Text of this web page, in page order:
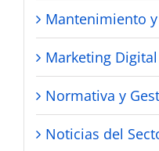
Mantenimiento
Marketing
Normativa y
Noticias del